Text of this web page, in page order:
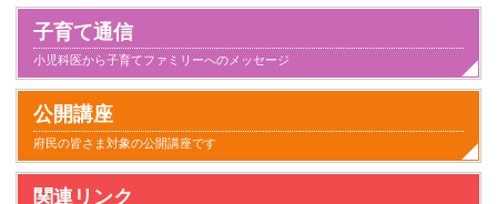
子育て通信
小児科医から子育てファミリーへのメッセージ
小児科とのつきあい方
子供が病気になったとき家庭でのケアと心得
家族とのかかわり
日常生活
気になること
健康にすごすために
事故と安全
病気のこと
公開講座
府民の皆さま対象の公開講座です
関連リンク